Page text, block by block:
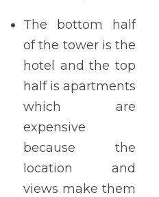
The bottom half
of the tower is the
hotel and the top
half is apartments
which are
expensive
because the
location and
views make them